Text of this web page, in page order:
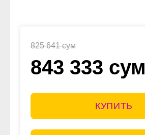
825 641 сум
843 333 сум
КУПИТЬ